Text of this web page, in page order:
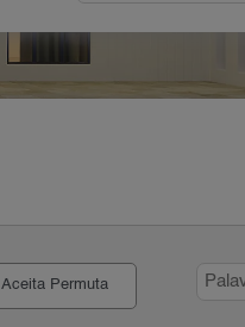
Aceita Permuta